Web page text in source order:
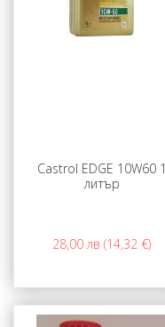
Castrol EDGE 10W60 1
литър
28,00 лв (14,32 €)